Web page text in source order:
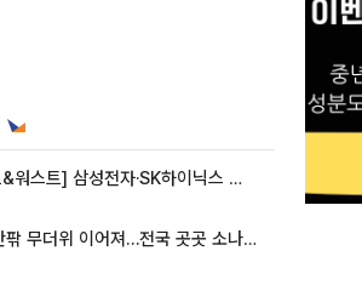
[베스트&워스트] 삼성전자·SK하이닉스 밀린 한 주…상상인증권은 85% 급등
35도 안팎 무더위 이어져…전국 곳곳 소나기 [오늘 날씨]